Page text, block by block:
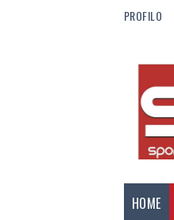
PROFILO
HOME